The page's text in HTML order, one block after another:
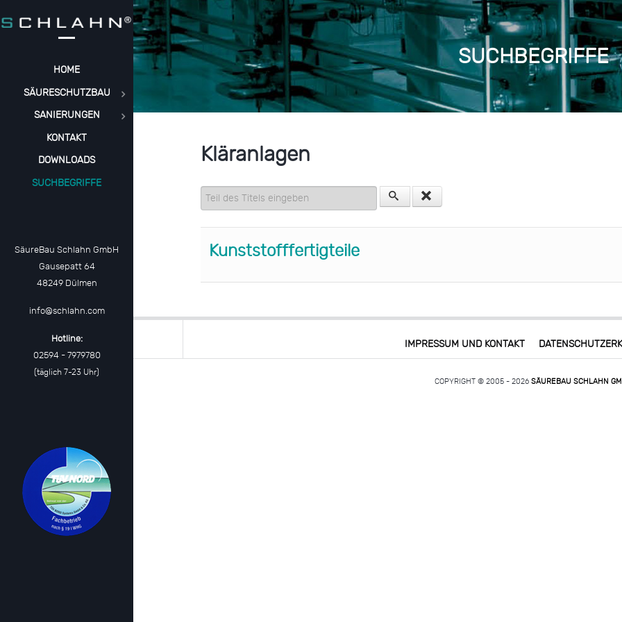
SUCHBEGRIFFE
Kläranlagen
Teil des Titels eingeben
Kunststofffertigteile
IMPRESSUM UND KONTAKT
COPYRIGHT © 2005 - 2026 SÄUREBAU SCHLAHN
HOME
SÄURESCHUTZBAU
SANIERUNGEN
KONTAKT
DOWNLOADS
SUCHBEGRIFFE
SäureBau Schlahn GmbH
Gausepatt 64
48249 Dülmen
info@schlahn.com
Hotline:
02594 - 7979780
(täglich 7-23 Uhr)